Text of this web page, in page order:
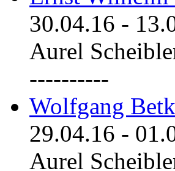
30.04.16 -
Aurel
----------
Wolfgang
29.04.16 -
Aurel